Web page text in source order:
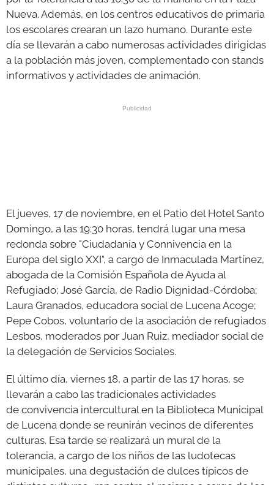
Nueva. Además, en los centros educativos de primaria
los escolares crearan un lazo humano. Durante este
día se llevarán a cabo numerosas actividades dirigidas
a la población más joven, complementado con stands
informativos y actividades de animación.
El jueves, 17 de noviembre, en el Patio del Hotel Santo
Domingo, a las 19:30 horas, tendrá lugar una mesa
redonda sobre "Ciudadanía y Connivencia en la
Europa del siglo XXI", a cargo de Inmaculada Martínez,
abogada de la Comisión Española de Ayuda al
Refugiado; José García, de Radio Dignidad-Córdoba;
Laura Granados, educadora social de Lucena Acoge;
Pepe Cobos, voluntario de la asociación de refugiados
Lesbos, moderados por Juan Ruiz, mediador social de
la delegación de Servicios Sociales.
El último día, viernes 18, a partir de las 17 horas, se
llevarán a cabo las tradicionales actividades
de convivencia intercultural en la Biblioteca Municipal
de Lucena donde se reunirán vecinos de diferentes
culturas. Esa tarde se realizará un mural de la
tolerancia, a cargo de los niños de las ludotecas
municipales, una degustación de dulces típicos de